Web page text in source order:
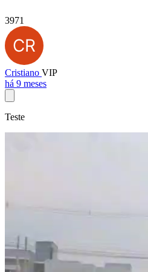
3971
Cristiano VIP
há 9 meses
Teste